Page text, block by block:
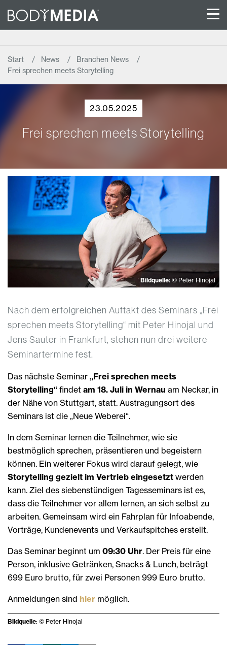
Start News
Branchen News
Frei sprechen meets Storytelling
23.05.2025
Frei sprechen meets Storytelling
Bildquelle: © Peter Hinojal
Nach dem erfolgreichen Auftakt des Seminars „Frei
sprechen meets Storytelling“ mit Peter Hinojal und
Jens Sauter in Frankfurt, stehen nun drei weitere
Seminartermine fest.
Das nächste Seminar „Frei sprechen meets
Storytelling“ findet am 18. Juli in Wernau am Neckar, in
der Nähe von Stuttgart, statt. Austragungsort des
Seminars ist die „Neue Weberei“.
In dem Seminar lernen die Teilnehmer, wie sie
bestmöglich sprechen, präsentieren und begeistern
können. Ein weiterer Fokus wird darauf gelegt, wie
Storytelling gezielt im Vertrieb eingesetzt werden
kann. Ziel des siebenstündigen Tagesseminars ist es,
dass die Teilnehmer vor allem lernen, an sich selbst zu
arbeiten. Gemeinsam wird ein Fahrplan für Infoabende,
Vorträge, Kundenevents und Verkaufspitches erstellt.
Das Seminar beginnt um 09:30 Uhr. Der Preis für eine
Person, inklusive Getränken, Snacks & Lunch, beträgt
699 Euro brutto, für zwei Personen 999 Euro brutto.
Anmeldungen sind hier möglich.
Bildquelle: © Peter Hinojal